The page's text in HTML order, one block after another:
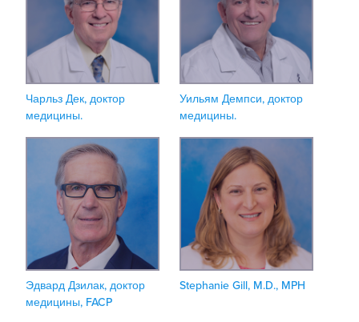
Чарльз Дек, доктор
медицины.
Уильям Демпси, доктор
медицины.
Эдвард Дзилак, доктор
медицины, FACP
Stephanie Gill, M.D., MPH